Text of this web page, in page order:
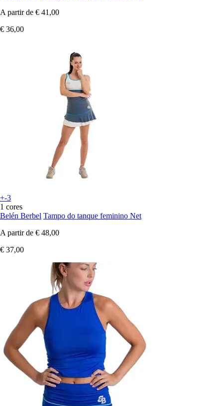
A partir de € 41,00
€ 36,00
+-3
1 cores
Belén Berbel Tampo do tanque feminino Net
A partir de € 48,00
€ 37,00